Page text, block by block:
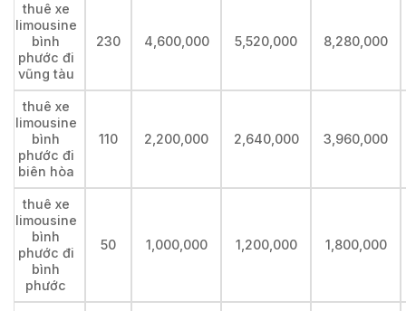
thuê xe
limousine
bình
phước đi
vũng tàu
230 4,600,000 5,520,000 8,280,000
thuê xe
limousine
bình
phước đi
biên hòa
110 2,200,000 2,640,000 3,960,000
thuê xe
limousine
bình
phước đi
bình
phước
50 1,000,000 1,200,000 1,800,000